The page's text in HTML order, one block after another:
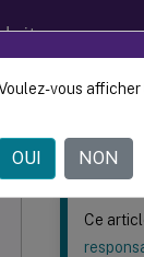
Ce contenu a
Agent
Ce
vous
OUI NON